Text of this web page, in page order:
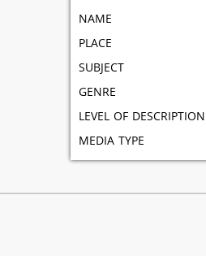
name
place
subject
genre
level of description
media type